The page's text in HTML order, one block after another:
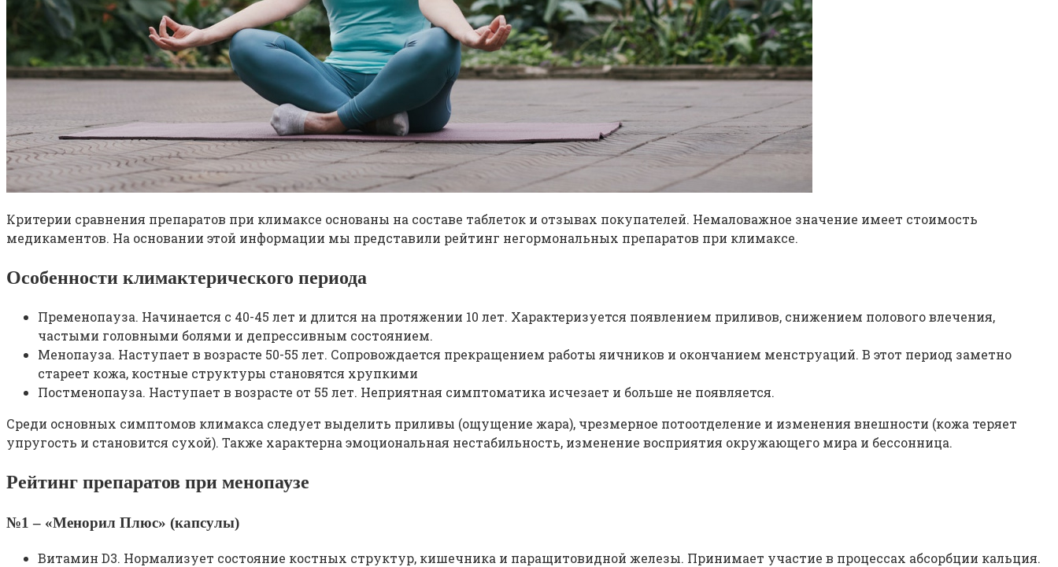
Критерии сравнения препаратов при климаксе основаны на составе таблеток и отзывах покупателей. Немаловажное значение имеет стоимость
медикаментов. На основании этой информации мы представили рейтинг негормональных препаратов при климаксе.
Особенности климактерического периода
Пременопауза. Начинается с 40-45 лет и длится на протяжении 10 лет. Характеризуется появлением приливов, снижением полового влечения,
частыми головными болями и депрессивным состоянием.
Менопауза. Наступает в возрасте 50-55 лет. Сопровождается прекращением работы яичников и окончанием менструаций. В этот период заметно
стареет кожа, костные структуры становятся хрупкими
Постменопауза. Наступает в возрасте от 55 лет. Неприятная симптоматика исчезает и больше не появляется.
Среди основных симптомов климакса следует выделить приливы (ощущение жара), чрезмерное потоотделение и изменения внешности (кожа теряет
упругость и становится сухой). Также характерна эмоциональная нестабильность, изменение восприятия окружающего мира и бессонница.
Рейтинг препаратов при менопаузе
№1 – «Менорил Плюс» (капсулы)
Витамин D3. Нормализует состояние костных структур, кишечника и паращитовидной железы. Принимает участие в процессах абсорбции кальция.